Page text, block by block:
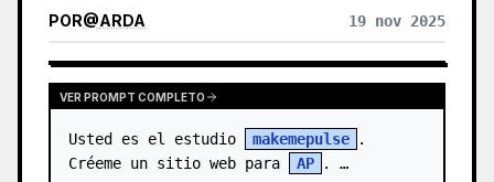
POR@ARDA 19 nov 2025
VER PROMPT COMPLETO
Usted es el estudio makemepulse
.
Créeme un sitio web para
AP . …